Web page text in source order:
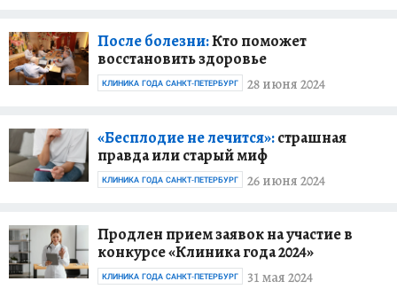
После болезни:Кто поможет
восстановить здоровье
28 июня 2024
КЛИНИКА ГОДА САНКТ-ПЕТЕРБУРГ
«Бесплодие не лечится»:страшная
правда или старый миф
26 июня 2024
КЛИНИКА ГОДА САНКТ-ПЕТЕРБУРГ
Продлен прием заявок на участие в
конкурсе «Клиника года 2024»
31 мая 2024
КЛИНИКА ГОДА САНКТ-ПЕТЕРБУРГ